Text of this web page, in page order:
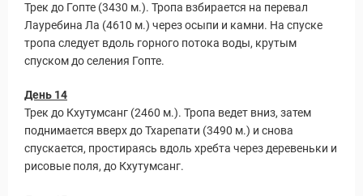
Трек до Гопте (3430 м.). Тропа взбирается на перевал
Лауребина Ла (4610 м.) через осыпи и камни. На спуске
тропа следует вдоль горного потока воды, крутым
спуском до селения Гопте.
День 14
Трек до Кхутумсанг (2460 м.). Тропа ведет вниз, затем
поднимается вверх до Тхарепати (3490 м.) и снова
спускается, простираясь вдоль хребта через деревеньки и
рисовые поля, до Кхутумсанг.